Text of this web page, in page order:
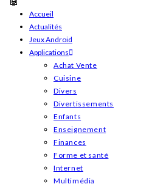
Skip
content
Accueil
Actualités
Jeux Android
Applications
Achat Vente
Cuisine
Divers
Divertissements
Enfants
Enseignement
Finances
Forme et santé
Internet
Multimédia